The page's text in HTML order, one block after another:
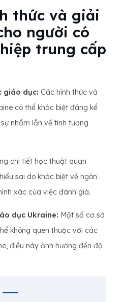
thức và giải
người có
trung cấp
giáo dục: Các hình thức và
có thể khác biệt đáng kể
nhầm lẫn về tính tương
chi tiết học thuật quan
sai do khác biệt về ngôn
xác của việc đánh giá.
dục Ukraine: Một số cơ sở
không quen thuộc với các
điều này ảnh hưởng đến độ